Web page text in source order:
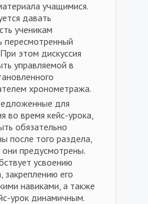
учащимися.
давать
ученикам
пересмотренный
этом дискуссия
управляемой в
хронометража.
для
во время кейс-урока,
обязательно
после того раздела,
предусмотрены.
усвоению
закреплению его
навиками, а также
урок динамичным.